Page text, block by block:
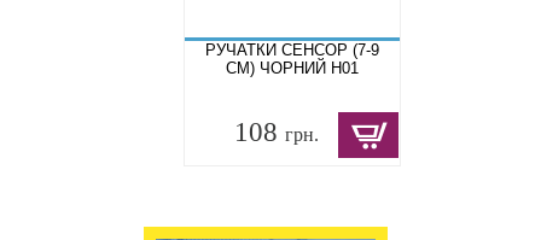
РУЧАТКИ СЕНСОР (7-9
СМ) ЧОРНИЙ H01
108 грн.